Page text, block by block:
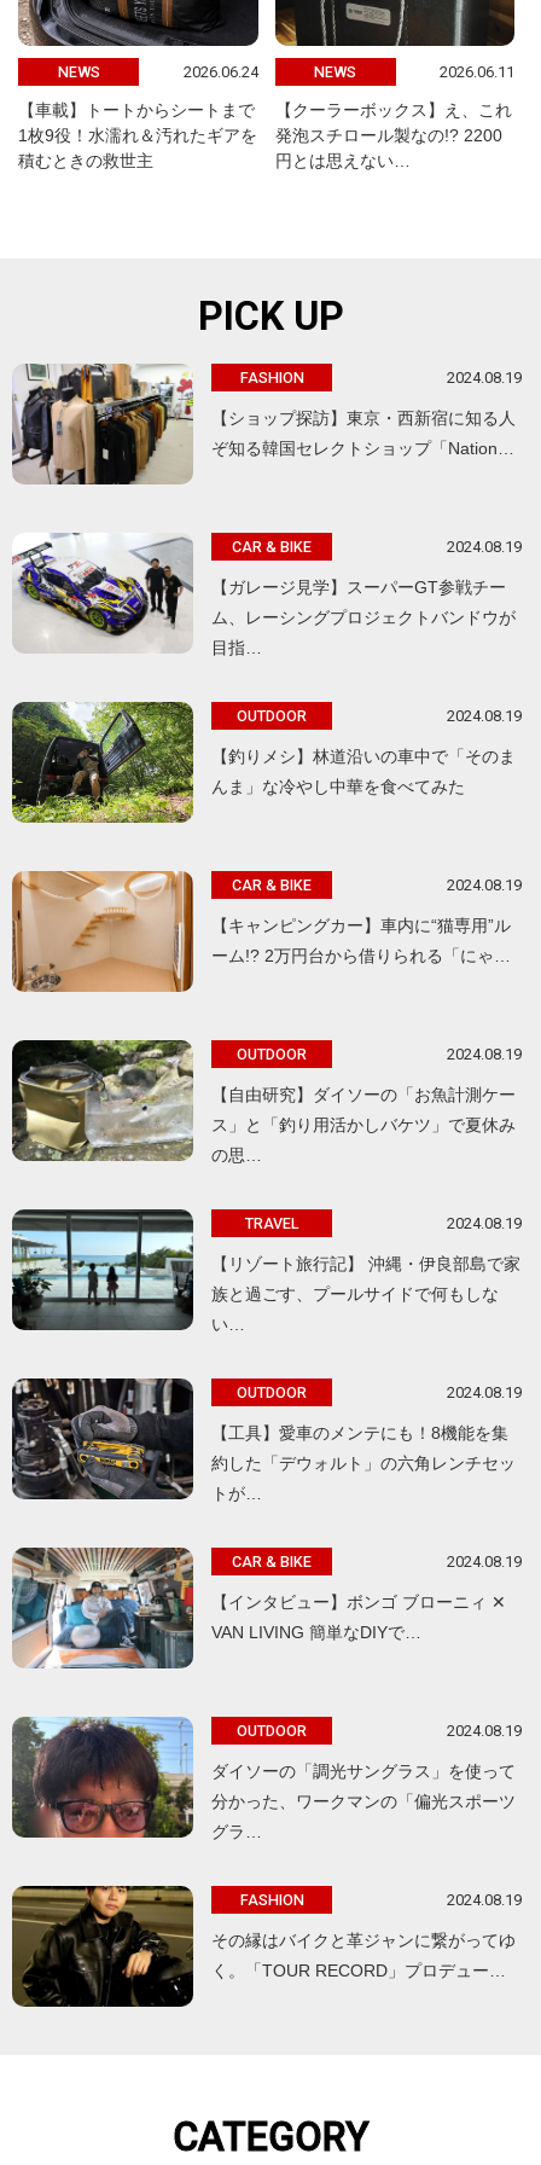
NEWS 2026.06.24
【車載】トートからシートまで
1枚9役！水濡れ＆汚れたギアを
積むときの救世主
NEWS 2026.06.11
【クーラーボックス】え、これ
発泡スチロール製なの!? 2200
円とは思えない…
PICK UP
FASHION 2024.08.19
【ショップ探訪】東京・西新宿に知る人
ぞ知る韓国セレクトショップ「Nation…
CAR & BIKE 2024.08.19
【ガレージ見学】スーパーGT参戦チー
ム、レーシングプロジェクトバンドウが
目指…
OUTDOOR 2024.08.19
【釣りメシ】林道沿いの車中で「そのま
んま」な冷やし中華を食べてみた
CAR & BIKE 2024.08.19
【キャンピングカー】車内に“猫専用”ル
ーム!? 2万円台から借りられる「にゃ…
OUTDOOR 2024.08.19
【自由研究】ダイソーの「お魚計測ケー
ス」と「釣り用活かしバケツ」で夏休み
の思…
TRAVEL 2024.08.19
【リゾート旅行記】 沖縄・伊良部島で家
族と過ごす、プールサイドで何もしな
い…
OUTDOOR 2024.08.19
【工具】愛車のメンテにも！8機能を集
約した「デウォルト」の六角レンチセッ
トが…
CAR & BIKE 2024.08.19
【インタビュー】ボンゴ ブローニィ ✕
VAN LIVING 簡単なDIYで…
OUTDOOR 2024.08.19
ダイソーの「調光サングラス」を使って
分かった、ワークマンの「偏光スポーツ
グラ…
FASHION 2024.08.19
その縁はバイクと革ジャンに繋がってゆ
く。「TOUR RECORD」プロデュー…
CATEGORY